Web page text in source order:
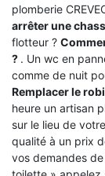
plomberie
arrêter une
flotteur ?
? . Un wc en
comme de nuit
Remplacer le
heure un artisan
sur le lieu de
qualité à un prix
vos demandes